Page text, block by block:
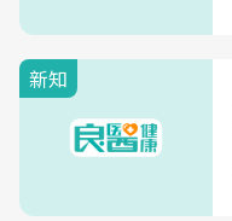
新知